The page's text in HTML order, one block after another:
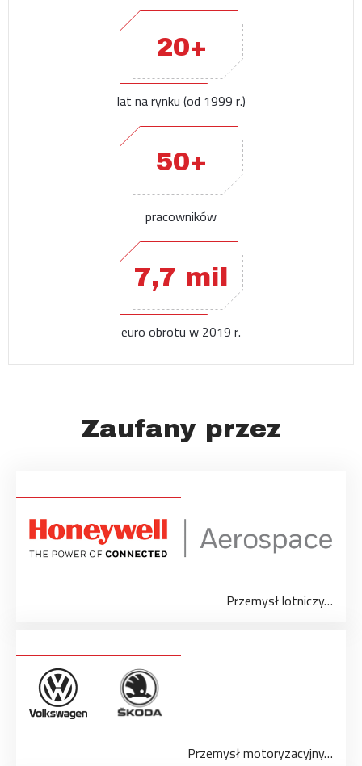
20+
lat na rynku (od 1999 r.)
50+
pracowników
7,7 mil
euro obrotu w 2019 r.
Zaufany przez
Przemysł lotniczy…
Przemysł motoryzacyjny…